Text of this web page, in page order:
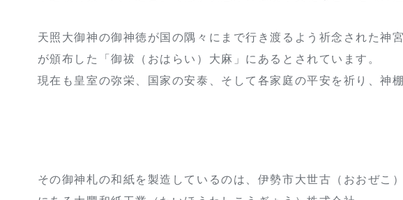
天照大御神の御神徳が国の隅々にまで行き渡るよう祈念された神
が頒布した「御祓（おはらい）大麻」にあるとされています。
現在も皇室の弥栄、国家の安泰、そして各家庭の平安を祈り、神
その御神札の和紙を製造しているのは、伊勢市大世古（おおぜこ）